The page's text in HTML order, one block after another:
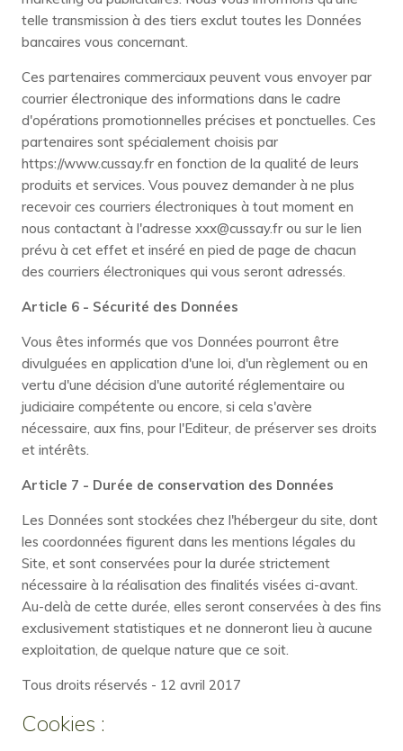
telle transmission à des tiers exclut toutes les Données
bancaires vous concernant.
Ces partenaires commerciaux peuvent vous envoyer par
courrier électronique des informations dans le cadre
d'opérations promotionnelles précises et ponctuelles. Ces
partenaires sont spécialement choisis par
https://www.cussay.fr en fonction de la qualité de leurs
produits et services. Vous pouvez demander à ne plus
recevoir ces courriers électroniques à tout moment en
nous contactant à l'adresse xxx@cussay.fr ou sur le lien
prévu à cet effet et inséré en pied de page de chacun
des courriers électroniques qui vous seront adressés.
Article 6 - Sécurité des Données
Vous êtes informés que vos Données pourront être
divulguées en application d'une loi, d'un règlement ou en
vertu d'une décision d'une autorité réglementaire ou
judiciaire compétente ou encore, si cela s'avère
nécessaire, aux fins, pour l'Editeur, de préserver ses droits
et intérêts.
Article 7 - Durée de conservation des Données
Les Données sont stockées chez l'hébergeur du site, dont
les coordonnées figurent dans les mentions légales du
Site, et sont conservées pour la durée strictement
nécessaire à la réalisation des finalités visées ci-avant.
Au-delà de cette durée, elles seront conservées à des fins
exclusivement statistiques et ne donneront lieu à aucune
exploitation, de quelque nature que ce soit.
Tous droits réservés - 12 avril 2017
Cookies :